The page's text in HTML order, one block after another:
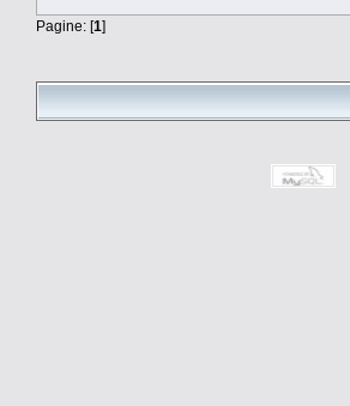
Pagine: [1]